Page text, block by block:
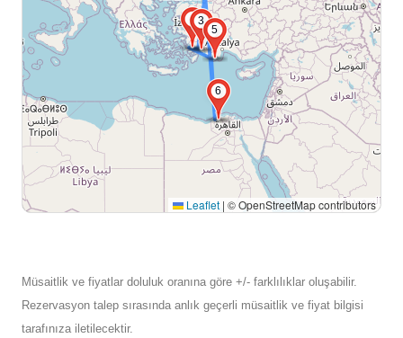
3
4
5
6
Leaflet | © OpenStreetMap contributors
Müsaitlik ve fiyatlar doluluk oranına göre +/- farklılıklar oluşabilir.
Rezervasyon talep sırasında anlık geçerli müsaitlik ve fiyat bilgisi
tarafınıza iletilecektir.